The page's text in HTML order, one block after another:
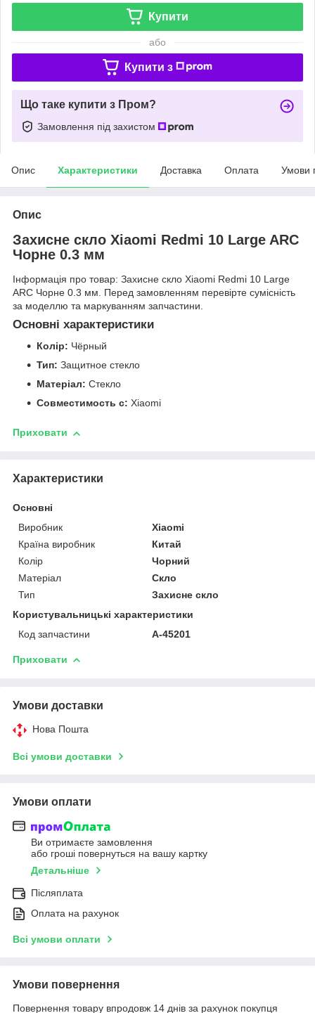
Купити
або
Купити з
Що таке купити з Пром?
Замовлення під захистом
Опис Характеристики Доставка Оплата Умови
Опис
Захисне скло Xiaomi Redmi 10 Large ARC
Чорне 0.3 мм
Інформація про товар: Захисне скло Xiaomi Redmi 10 Large
ARC Чорне 0.3 мм. Перед замовленням перевірте сумісність
за моделлю та маркуванням запчастини.
Основні характеристики
Колір: Чёрный
Тип: Защитное стекло
Матеріал: Стекло
Совместимость с: Xiaomi
Приховати
Характеристики
Основні
Виробник
Xiaomi
Країна виробник
Китай
Колір
Чорний
Матеріал
Скло
Тип
Захисне скло
Користувальницькі характеристики
Код запчастини
A-45201
Приховати
Умови доставки
Нова Пошта
Всі умови доставки
Умови оплати
Ви отримаєте замовлення
або гроші повернуться на вашу картку
Детальніше
Післяплата
Оплата на рахунок
Всі умови оплати
Умови повернення
Повернення товару впродовж 14 днів за рахунок покупця